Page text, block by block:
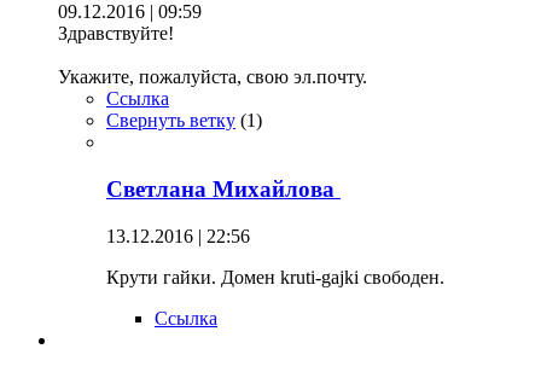
09.12.2016 | 09:59
Здравствуйте!
Укажите, пожалуйста, свою эл.почту.
Ссылка
Свернуть ветку (1)
Светлана Михайлова
13.12.2016 | 22:56
Крути гайки. Домен kruti-gajki свободен.
Ссылка